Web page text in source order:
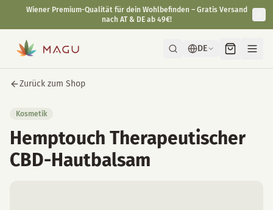
DE
Zurück zum Shop
Kosmetik
Hemptouch Therapeutischer
CBD-Hautbalsam
Wiener Premium-Qualität für dein Wohlbefinden – Gratis Versand
nach AT & DE ab 49€!